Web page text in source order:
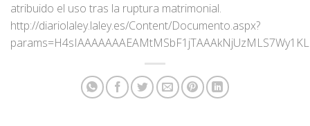
atribuido el uso tras la ruptura matrimonial.
http://diariolaley.laley.es/Content/Documento.aspx?